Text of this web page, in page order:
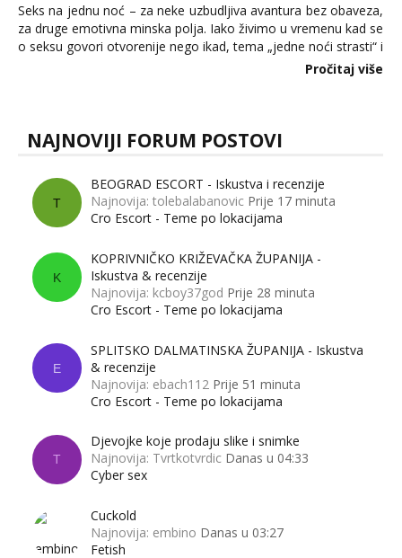
Seks na jednu noć – za neke uzbudljiva avantura bez obaveza,
za druge emotivna minska polja. Iako živimo u vremenu kad se
o seksu govori otvorenije nego ikad, tema „jedne noći strasti“ i
dalje izaziva burne rasprave. Što zapravo misle žene, a što
Pročitaj više
NAJNOVIJI FORUM POSTOVI
T
BEOGRAD ESCORT - Iskustva i recenzije
Najnovija: tolebalabanovic Prije 17 minuta
Cro Escort - Teme po lokacijama
K
KOPRIVNIČKO KRIŽEVAČKA ŽUPANIJA -
Iskustva & recenzije
Najnovija: kcboy37god Prije 28 minuta
Cro Escort - Teme po lokacijama
E
SPLITSKO DALMATINSKA ŽUPANIJA - Iskustva
& recenzije
Najnovija: ebach112 Prije 51 minuta
Cro Escort - Teme po lokacijama
T
Djevojke koje prodaju slike i snimke
Najnovija: Tvrtkotvrdic Danas u 04:33
Cyber sex
Cuckold
Najnovija: embino Danas u 03:27
Fetish